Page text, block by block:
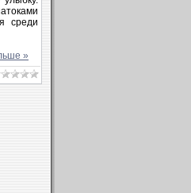
среди
»